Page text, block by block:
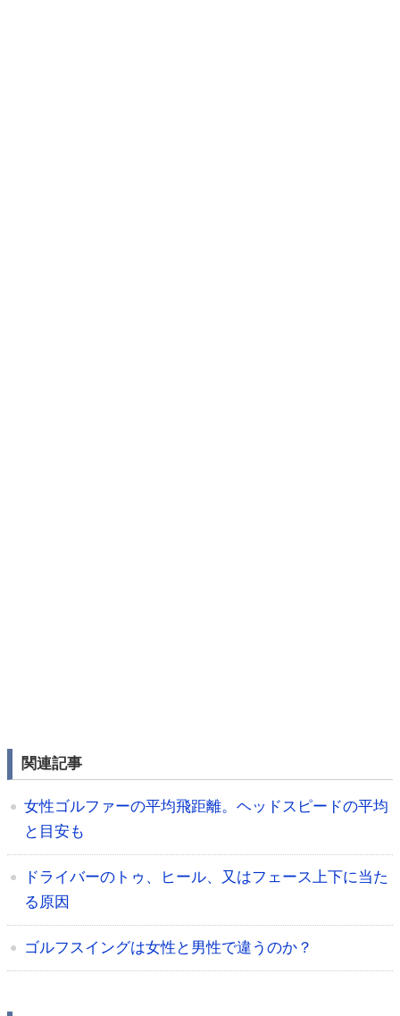
関連記事
女性ゴルファーの平均飛距離。ヘッドスピードの平均
と目安も
ドライバーのトゥ、ヒール、又はフェース上下に当た
る原因
ゴルフスイングは女性と男性で違うのか？